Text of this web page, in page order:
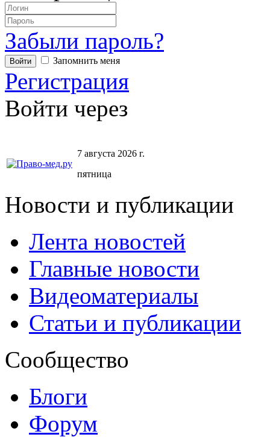
Забыли пароль?
Запомнить меня
Регистрация
Войти через
7 августа 2026 г.
пятница
Новости и публикации
Лента новостей
Главные новости
Видеоматериалы
Статьи и публикации
Сообщество
Блоги
Форум